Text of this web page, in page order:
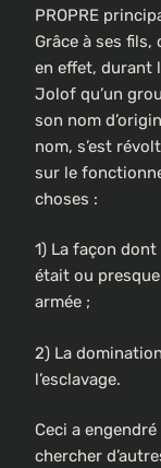
PROPRE
Grâce à ses fils,
en effet, durant
Jolof qu’un
son nom
nom, s’est
sur le
choses :
1) La façon
était ou
armée ;
2) La
l’esclavage.
Ceci a
chercher